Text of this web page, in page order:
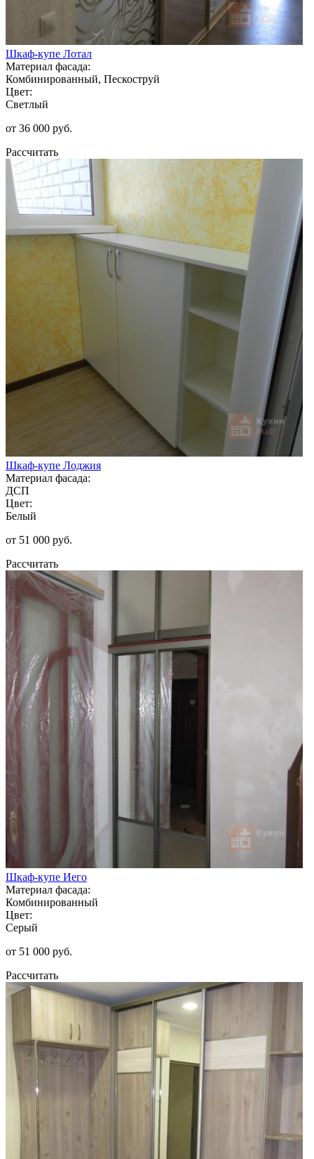
Шкаф-купе Лотал
Материал фасада:
Комбинированный, Пескоструй
Цвет:
Светлый
от 36 000 руб.
Рассчитать
Шкаф-купе Лоджия
Материал фасада:
ДСП
Цвет:
Белый
от 51 000 руб.
Рассчитать
Шкаф-купе Иего
Материал фасада:
Комбинированный
Цвет:
Серый
от 51 000 руб.
Рассчитать